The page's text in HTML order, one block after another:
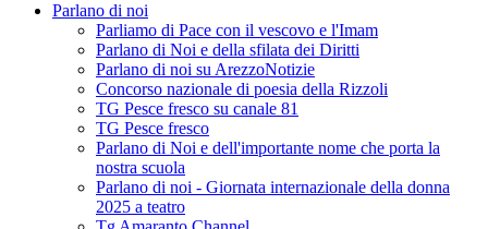
Parlano di noi
Parliamo di Pace con il vescovo e l'Imam
Parlano di Noi e della sfilata dei Diritti
Parlano di noi su ArezzoNotizie
Concorso nazionale di poesia della Rizzoli
TG Pesce fresco su canale 81
TG Pesce fresco
Parlano di Noi e dell'importante nome che porta la
nostra scuola
Parlano di noi - Giornata internazionale della donna
2025 a teatro